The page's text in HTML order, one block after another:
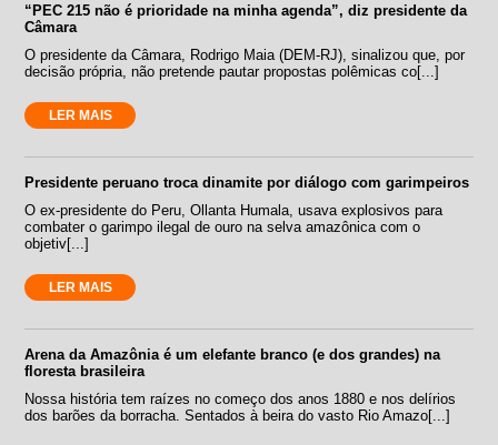
“PEC 215 não é prioridade na minha agenda”, diz presidente da
Câmara
O presidente da Câmara, Rodrigo Maia (DEM-RJ), sinalizou que, por
decisão própria, não pretende pautar propostas polêmicas co[...]
LER MAIS
Presidente peruano troca dinamite por diálogo com garimpeiros
O ex-presidente do Peru, Ollanta Humala, usava explosivos para
combater o garimpo ilegal de ouro na selva amazônica com o
objetiv[...]
LER MAIS
Arena da Amazônia é um elefante branco (e dos grandes) na
floresta brasileira
Nossa história tem raízes no começo dos anos 1880 e nos delírios
dos barões da borracha. Sentados à beira do vasto Rio Amazo[...]